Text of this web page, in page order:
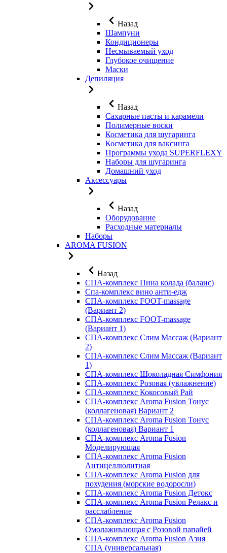
Назад
Шампуни
Кондиционеры
Несмываемый уход
Глубокое очищение
Маски
Депиляция
Назад
Сахарные пасты и карамели
Полимерные воски
Косметика для шугаринга
Косметика для ваксинга
Программы ухода SUPERFLEXY
Наборы для шугаринга
Домашний уход
Аксессуары
Назад
Оборудование
Расходные материалы
Наборы
AROMA FUSION
Назад
СПА-комплекс Пина колада (баланс)
Cпа-комплекс вино анти-едж
СПА-комплекс FOOT-massage
(Вариант 2)
СПА-комплекс FOOT-massage
(Вариант 1)
СПА-комплекс Слим Массаж (Вариант
2)
СПА-комплекс Слим Массаж (Вариант
1)
СПА-комплекс Шоколадная Симфония
СПА-комплекс Розовая (увлажнение)
СПА-комплекс Кокосовый Рай
СПА-комплекс Aroma Fusion Тонус
(коллагеновая) Вариант 2
СПА-комплекс Aroma Fusion Тонус
(коллагеновая) Вариант 1
СПА-комплекс Aroma Fusion
Моделирующая
СПА-комплекс Aroma Fusion
Антицеллюлитная
СПА-комплекс Aroma Fusion для
похудения (морские водоросли)
СПА-комплекс Aroma Fusion Детокс
СПА-комплекс Aroma Fusion Релакс и
расслабление
СПА-комплекс Aroma Fusion
Омолаживающая с Розовой папайей
СПА-комплекс Aroma Fusion Азия
СПА (универсальная)